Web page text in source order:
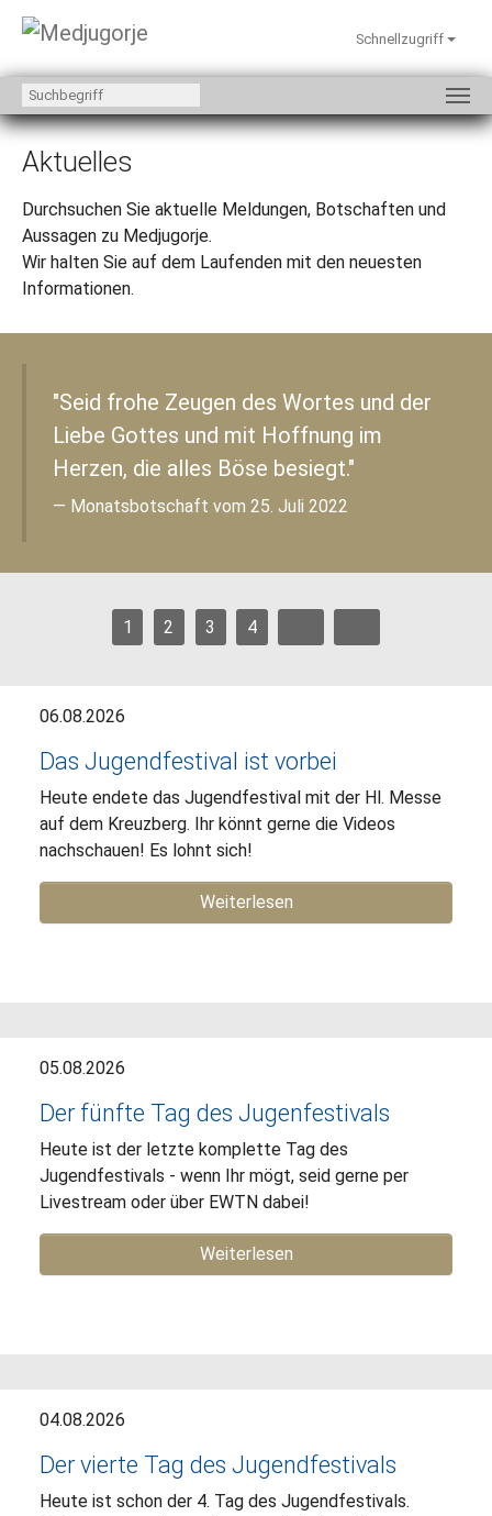
Zum Hauptinhalt springen
Schnellzugriff
Aktuelles
Durchsuchen Sie aktuelle Meldungen, Botschaften und
Aussagen zu Medjugorje.
Wir halten Sie auf dem Laufenden mit den neuesten
Informationen.
"Seid frohe Zeugen des Wortes und der
Liebe Gottes und mit Hoffnung im
Herzen, die alles Böse besiegt."
Monatsbotschaft vom 25. Juli 2022
1 2 3 4
06.08.2026
Das Jugendfestival ist vorbei
Heute endete das Jugendfestival mit der Hl. Messe
auf dem Kreuzberg. Ihr könnt gerne die Videos
nachschauen! Es lohnt sich!
Weiterlesen
05.08.2026
Der fünfte Tag des Jugenfestivals
Heute ist der letzte komplette Tag des
Jugendfestivals - wenn Ihr mögt, seid gerne per
Livestream oder über EWTN dabei!
Weiterlesen
04.08.2026
Der vierte Tag des Jugendfestivals
Heute ist schon der 4. Tag des Jugendfestivals.